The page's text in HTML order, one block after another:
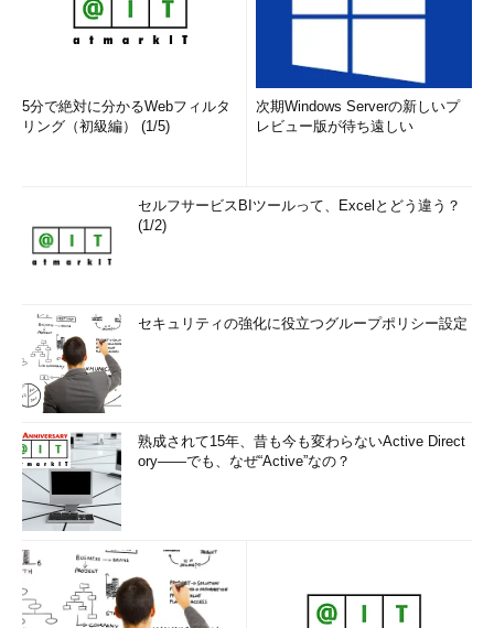
ここでは、より確実にトラブルシューティングを実行するた
め、管理者としてツールを実行するように指定する。
（6） ［管理者として実行する］というリンクが表示され
た場合は、それをクリックする。表示されない場合は、その
まま以下の画面へ進んでいただきたい
5分で絶対に分かるWebフィルタ
リング（初級編） (1/5)
次期Windows Serverの新しいプ
レビュー版が待ち遠しい
セルフサービスBIツールって、Excelとどう違う？
(1/2)
セキュリティの強化に役立つグループポリシー設定
熟成されて15年、昔も今も変わらないActive Direct
ory――でも、なぜ“Active”なの？